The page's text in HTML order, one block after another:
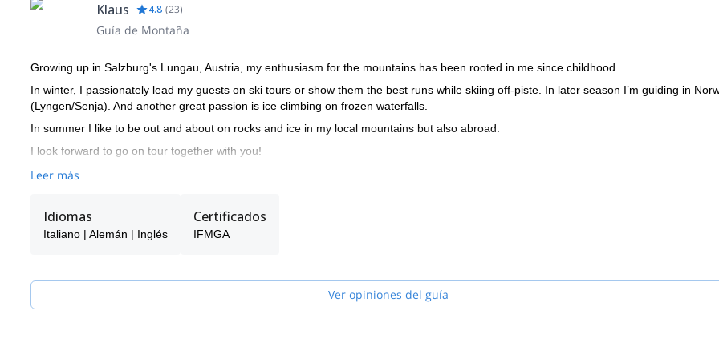
Klaus 4.8 (23)
Guía de Montaña
Growing up in Salzburg's Lungau, Austria, my enthusiasm for the mountains has been rooted in me since childhood.
In winter, I passionately lead my guests on ski tours or show them the best runs while skiing off-piste. In later season I’m guiding in
(Lyngen/Senja). And another great passion is ice climbing on frozen waterfalls.
In summer I like to be out and about on rocks and ice in my local mountains but also abroad.
I look forward to go on tour together with you!
Leer más
Idiomas
Italiano | Alemán | Inglés
Certificados
IFMGA
Ver opiniones del guía